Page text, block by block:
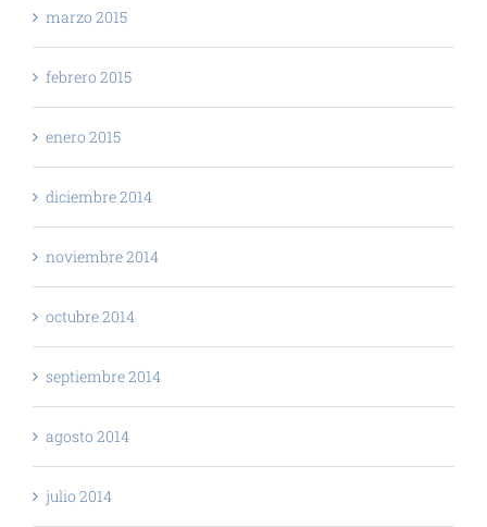
marzo 2015
febrero 2015
enero 2015
diciembre 2014
noviembre 2014
octubre 2014
septiembre 2014
agosto 2014
julio 2014